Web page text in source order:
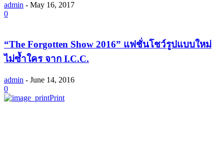
admin - May 16, 2017
0
“The Forgotten Show 2016” แฟชั่นโชว์รูปแบบใหม่
ไม่ซ้ำใคร จาก I.C.C.
admin - June 14, 2016
0
Print